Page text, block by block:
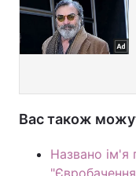
Вас також
Названо